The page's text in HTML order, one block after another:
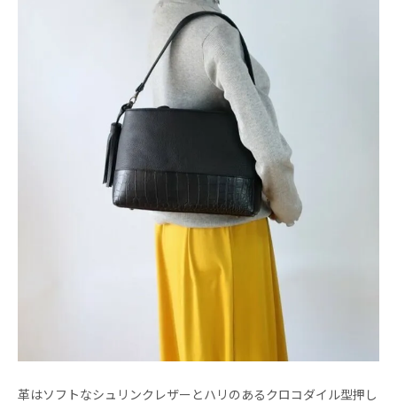
革はソフトなシュリンクレザーとハリのあるクロコダイル型押し